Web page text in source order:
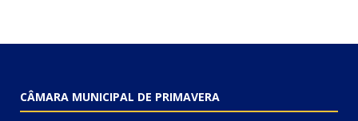
CÂMARA MUNICIPAL DE PRIMAVERA